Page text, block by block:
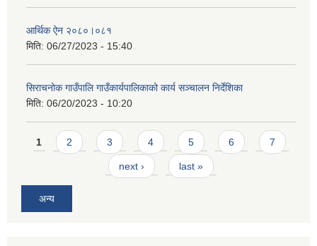
आर्थिक ऐन २०८०।०८१
मिति: 06/27/2023 - 15:40
सिराचनोक गाउँपालि गाउँकार्यपालिकाको कार्य सञ्चालन निर्देशिका
मिति: 06/20/2023 - 10:20
Pages
1 2 3 4 5 6 7
next › last »
अन्य